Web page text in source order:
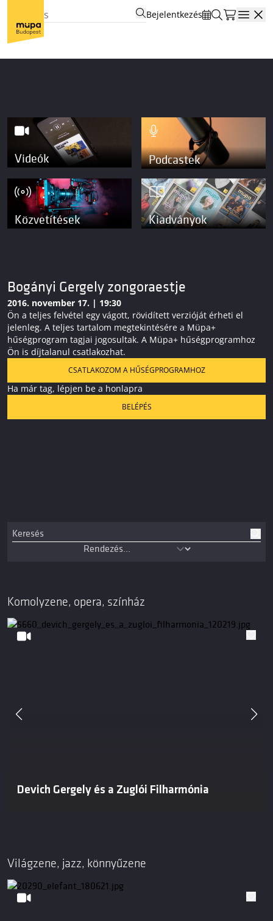
Bejelentkezés
Videók Podcastek
Közvetítések Kiadványok
Bogányi Gergely zongoraestje
2016. november 17. | 19:30
Ön a teljes felvétel egy vágott, rövidített verzióját érheti el
jelenleg. A teljes tartalom megtekintésére a Müpa+
hűségprogram tagjai jogosultak. A Müpa+ hűségprogramhoz
Ön is díjtalanul csatlakozhat.
CSATLAKOZOM A HŰSÉGPROGRAMHOZ
Ha már tag, lépjen be a honlapra
BELÉPÉS
Komolyzene, opera, színház
Devich Gergely és a Zuglói Filharmónia
Világzene, jazz, könnyűzene